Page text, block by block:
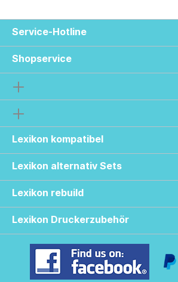
Service-Hotline
Shopservice
Lexikon kompatibel
Lexikon alternativ Sets
Lexikon rebuild
Lexikon Druckerzubehör